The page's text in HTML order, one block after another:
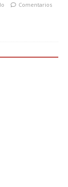
Comentarios